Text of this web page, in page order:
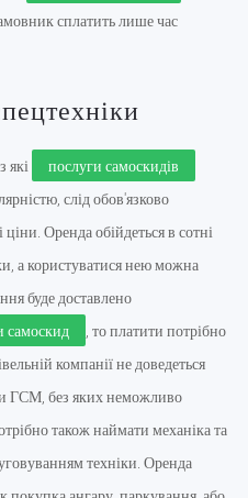
сплатить лише час
які
послуги самоскидів
слід обов'язково
Оренда обійдеться в сотні
а користуватися нею можна
буде доставлено
самоскид
, то платити потрібно
компанії не доведеться
ГСМ, без яких неможливо
також наймати механіка та
техніки. Оренда